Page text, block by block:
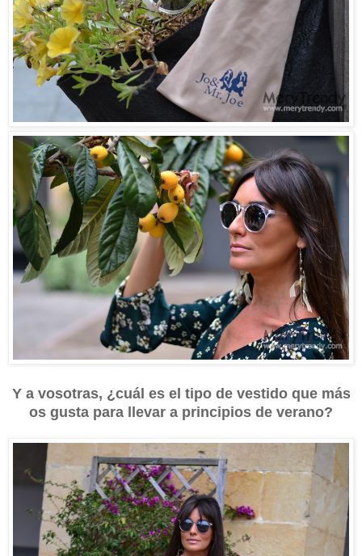
Y a vosotras, ¿cuál es el tipo de vestido que más
os gusta para llevar a principios de verano?